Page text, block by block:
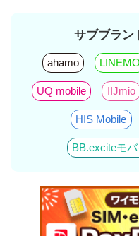
サブブラン
ahamo LINEMO
UQ mobile IIJmio
HIS Mobile
BB.exciteモ